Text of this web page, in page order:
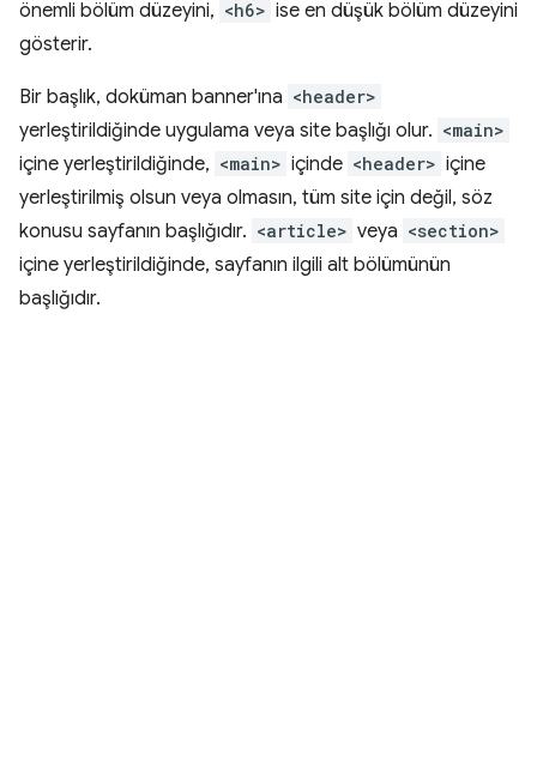
önemli bölüm düzeyini, <h6> ise en düşük bölüm düzeyini
gösterir.
Bir başlık, doküman banner'ına <header>
yerleştirildiğinde uygulama veya site başlığı olur. <main>
içine yerleştirildiğinde, <main> içinde <header> içine
yerleştirilmiş olsun veya olmasın, tüm site için değil, söz
konusu sayfanın başlığıdır. <article> veya <section>
içine yerleştirildiğinde, sayfanın ilgili alt bölümünün
başlığıdır.